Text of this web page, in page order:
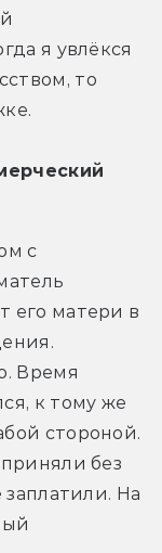
я увлёкся
то
с
его матери в
Время
к тому же
стороной.
без
заплатили. На